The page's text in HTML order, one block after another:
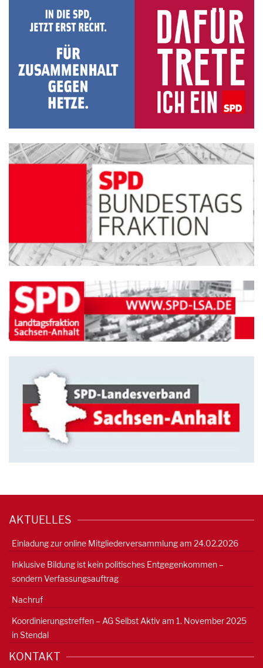
AKTUELLES
Einladung zur online Mitgliederversammlung am 24.02.2026
Inklusive Bildung ist kein politisches Entgegenkommen –
sondern Verfassungsauftrag
Nachruf
Koordinierungstreffen – AG Selbst Aktiv am 1. November 2025
in Stendal
KONTAKT